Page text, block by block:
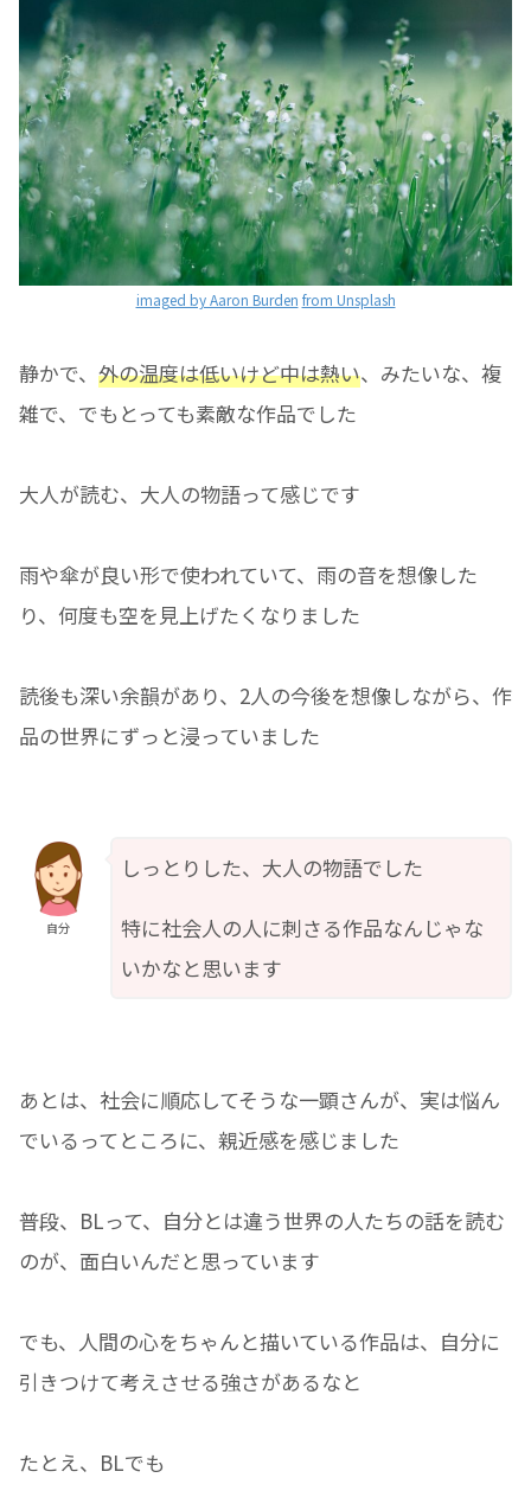
imaged by Aaron Burden from Unsplash
静かで、 外の温度は低いけど中は熱い、みたいな、複
雑で、でもとっても素敵な作品でした
大人が読む、大人の物語って感じです
雨や傘が良い形で使われていて、雨の音を想像した
り、何度も空を見上げたくなりました
読後も深い余韻があり、2人の今後を想像しながら、作
品の世界にずっと浸っていました
自分
しっとりした、大人の物語でした
特に社会人の人に刺さる作品なんじゃな
いかなと思います
あとは、社会に順応してそうな一顕さんが、実は悩ん
でいるってところに、親近感を感じました
普段、BLって、自分とは違う世界の人たちの話を読む
のが、面白いんだと思っています
でも、人間の心をちゃんと描いている作品は、自分に
引きつけて考えさせる強さがあるなと
たとえ、BLでも